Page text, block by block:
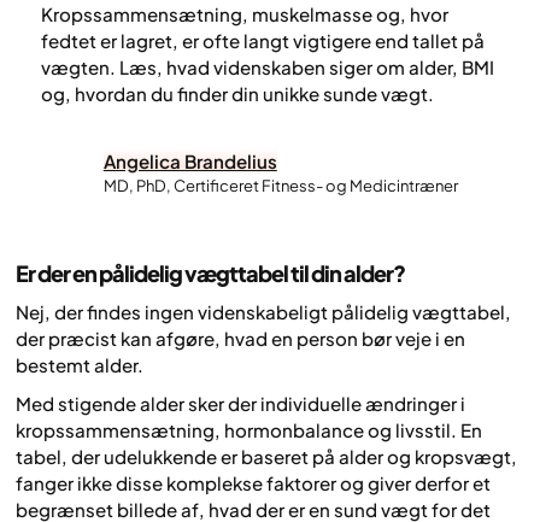
Kropssammensætning, muskelmasse og, hvor
fedtet er lagret, er ofte langt vigtigere end tallet på
vægten. Læs, hvad videnskaben siger om alder, BMI
og, hvordan du finder din unikke sunde vægt.
Angelica Brandelius
MD, PhD, Certificeret Fitness- og Medicintræner
Er der en pålidelig vægttabel til din alder?
Nej, der findes ingen videnskabeligt pålidelig vægttabel,
der præcist kan afgøre, hvad en person bør veje i en
bestemt alder.
Med stigende alder sker der individuelle ændringer i
kropssammensætning, hormonbalance og livsstil. En
tabel, der udelukkende er baseret på alder og kropsvægt,
fanger ikke disse komplekse faktorer og giver derfor et
begrænset billede af, hvad der er en sund vægt for det